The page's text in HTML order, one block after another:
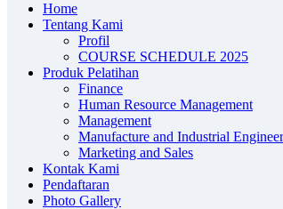
Home
Tentang Kami
Profil
COURSE SCHEDULE 2025
Produk Pelatihan
Finance
Human Resource Management
Management
Manufacture and Industrial
Marketing and Sales
Kontak Kami
Pendaftaran
Photo Gallery